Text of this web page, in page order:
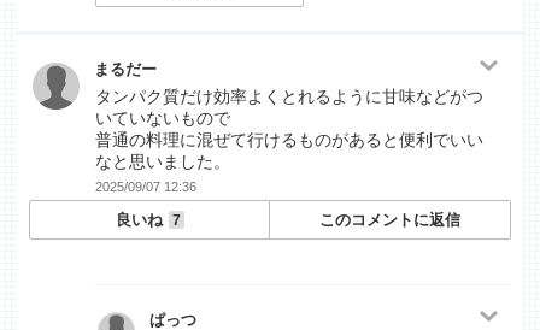
まるだー
タンパク質だけ効率よくとれるように甘味などがつ
いていないもので
普通の料理に混ぜて行けるものがあると便利でいい
なと思いました。
2025/09/07 12:36
良いね 7 このコメントに返信
ぱっつ